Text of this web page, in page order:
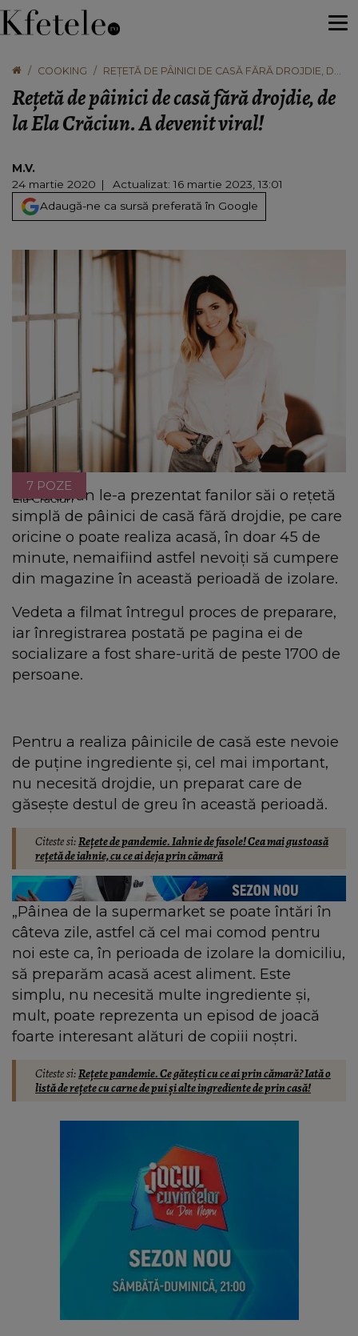
COOKING
REȚETĂ DE PÂINICI DE CASĂ FĂRĂ DROJDIE, DE
Rețetă de pâinici de casă fără drojdie, de
la Ela Crăciun. A devenit viral!
M.V.
24 martie 2020
Actualizat: 16 martie 2023, 13:01
Adaugă-ne ca sursă preferată în Google
Ela Crăciun
7 POZE
Ela Crăciun le-a prezentat fanilor săi o rețetă
simplă de pâinici de casă fără drojdie, pe care
oricine o poate realiza acasă, în doar 45 de
minute, nemaifiind astfel nevoiți să cumpere
din magazine în această perioadă de izolare.
Vedeta a filmat întregul proces de preparare,
iar înregistrarea postată pe pagina ei de
socializare a fost share-urită de peste 1700 de
persoane.
Pentru a realiza pâinicile de casă este nevoie
de puține ingrediente și, cel mai important,
nu necesită drojdie, un preparat care de
găsește destul de greu în această perioadă.
Citeste si:Rețete de pandemie. Iahnie de fasole! Cea mai gustoasă
rețetă de iahnie, cu ce ai deja prin cămară
„Pâinea de la supermarket se poate întări în
câteva zile, astfel că cel mai comod pentru
noi este ca, în perioada de izolare la domiciliu,
să preparăm acasă acest aliment. Este
simplu, nu necesită multe ingrediente și,
mult, poate reprezenta un episod de joacă
foarte interesant alături de copiii noștri.
Citeste si:Rețete pandemie. Ce gătești cu ce ai prin cămară? Iată o
listă de rețete cu carne de pui și alte ingrediente de prin casă!